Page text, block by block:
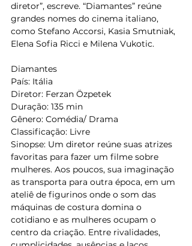
diretor”, escreve. “Diamantes” reúne
grandes nomes do cinema italiano,
como Stefano Accorsi, Kasia Smutniak,
Elena Sofia Ricci e Milena Vukotic.
Diamantes
País: Itália
Diretor: Ferzan Özpetek
Duração: 135 min
Gênero: Comédia/ Drama
Classificação: Livre
Sinopse: Um diretor reúne suas atrizes
favoritas para fazer um filme sobre
mulheres. Aos poucos, sua imaginação
as transporta para outra época, em um
ateliê de figurinos onde o som das
máquinas de costura domina o
cotidiano e as mulheres ocupam o
centro da criação. Entre rivalidades,